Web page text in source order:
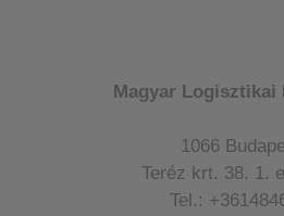
Magyar Logisztikai
1066
Teréz krt. 38. 1.
Tel.: